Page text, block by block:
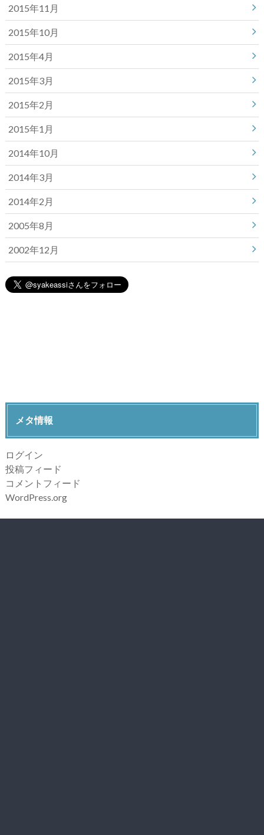
2015年11月
2015年10月
2015年4月
2015年3月
2015年2月
2015年1月
2014年10月
2014年3月
2014年2月
2005年8月
2002年12月
メタ情報
ログイン
投稿フィード
コメントフィード
WordPress.org